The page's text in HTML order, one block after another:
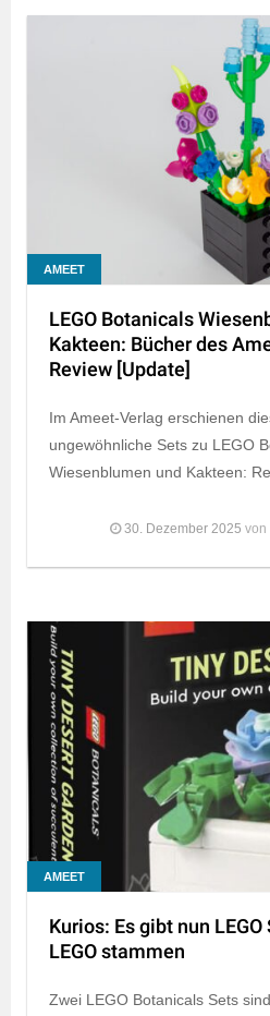
AMEET
LEGO Botanicals
Kakteen: Bücher des
Review [Update]
Im Ameet-Verlag erschienen
ungewöhnliche Sets zu LEGO
Wiesenblumen und Kakteen:
30. Dezember 2025 von
AMEET
Kurios: Es gibt nun
LEGO stammen
Zwei LEGO Botanicals Sets